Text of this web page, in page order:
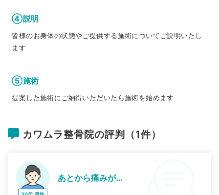
④説明
皆様のお身体の状態やご提供する施術についてご説明いたし
ます
⑤施術
提案した施術にご納得いただいたら施術を始めます
カワムラ整骨院の評判（1件）
30代 男性
あとから痛みが…